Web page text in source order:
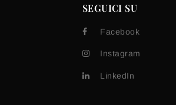
SEGUICI SU
Facebook
Instagram
LinkedIn